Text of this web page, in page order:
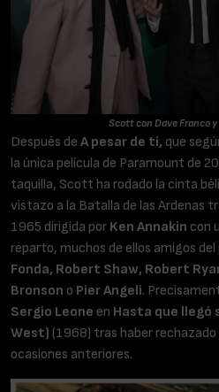
Scott con Dave Franco y
Después de A pesar de ti, que
la única película de Paramount de
taquilla, Scott ha rodado la cinta
vistazo a la Batalla de las Ardenas
1965 dirigida por Ken Annakin con
reparto, muchos de ellos amigos
Fonda, Robert Shaw, Robert
Bronson o Pier Angeli.
Sergio Leone en Hasta que llegó
West) (1968) tras haber
ocasiones anteriores.